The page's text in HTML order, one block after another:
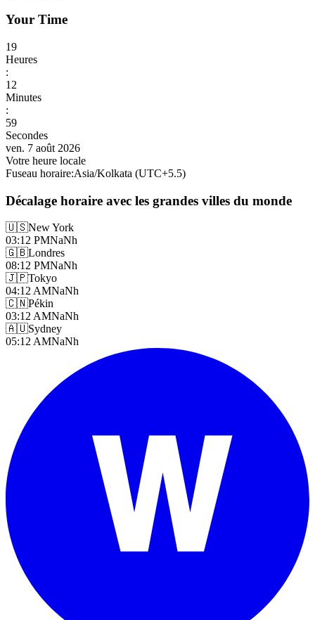
Your Time
19
Heures
:
13
Minutes
:
02
Secondes
ven. 7 août 2026
Votre heure locale
Fuseau horaire:Asia/Kolkata (UTC+5.5)
Décalage horaire avec les grandes villes du monde
🇺🇸New York
03:12 PMNaNh
🇬🇧Londres
08:12 PMNaNh
🇯🇵Tokyo
04:12 AMNaNh
🇨🇳Pékin
03:12 AMNaNh
🇦🇺Sydney
05:12 AMNaNh